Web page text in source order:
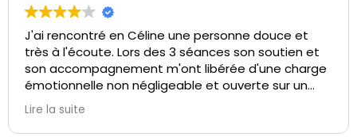
J'ai rencontré en Céline une personne douce et
très à l'écoute. Lors des 3 séances son soutien et
son accompagnement m'ont libérée d'une charge
émotionnelle non négligeable et ouverte sur un
relationnel plus facile. Je recommande vivement
cette professionnelle énergétique.
Lire la suite